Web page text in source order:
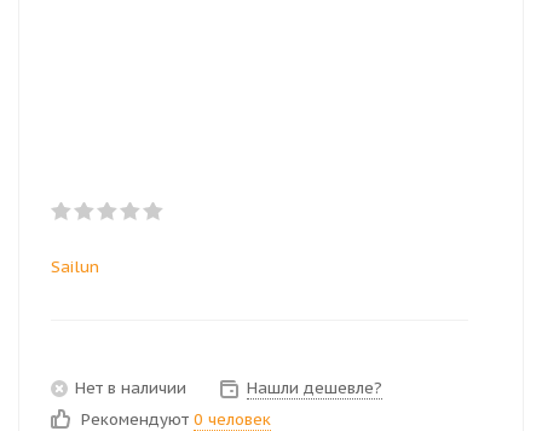
Sailun
Нет в наличии
Нашли дешевле?
Рекомендуют 0 человек